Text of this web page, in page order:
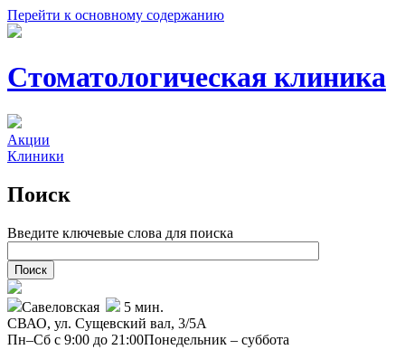
Перейти к основному содержанию
Стоматологическая клиника
Акции
Клиники
Поиск
Введите ключевые слова для поиска
Савеловская
5 мин.
СВАО, ул. Сущевский вал, 3/5А
Пн–Сб с 9:00 до 21:00Понедельник – суббота